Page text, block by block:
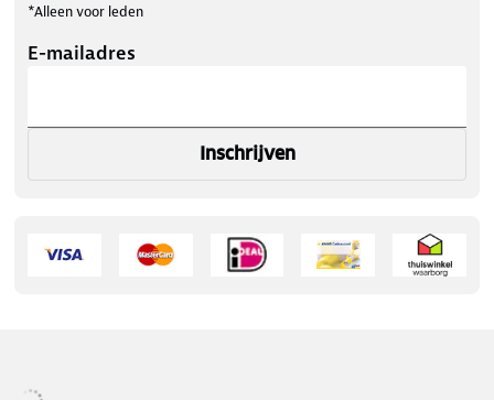
*Alleen voor leden
E-mailadres
Inschrijven